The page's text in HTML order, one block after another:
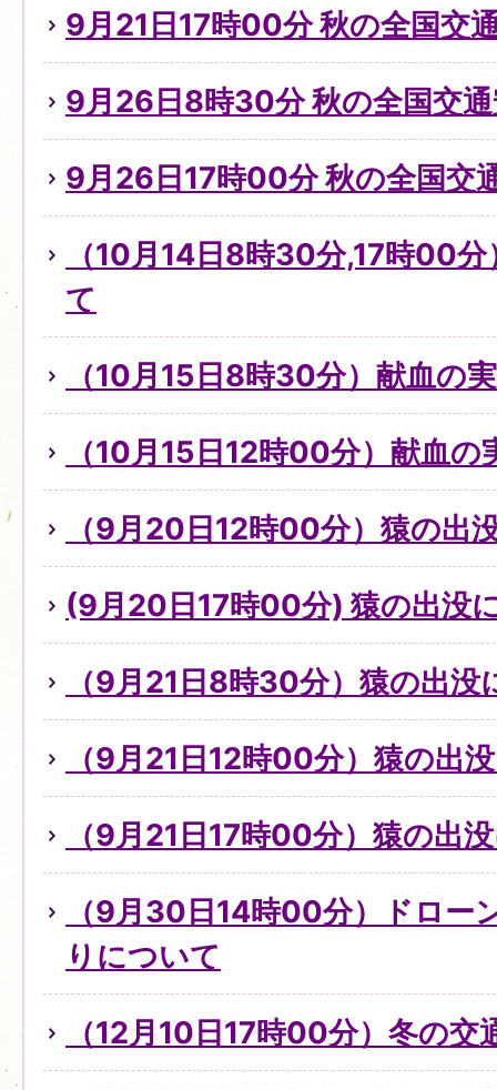
9月21日17時00分 秋の全国交
9月26日8時30分 秋の全国交
9月26日17時00分 秋の全国交
（10月14日8時30分,17時00
て
（10月15日8時30分）献血の
（10月15日12時00分）献血の
（9月20日12時00分）猿の出
(9月20日17時00分) 猿の出没
（9月21日8時30分）猿の出没
（9月21日12時00分）猿の出
（9月21日17時00分）猿の出
（9月30日14時00分）ドロー
りについて
（12月10日17時00分）冬の